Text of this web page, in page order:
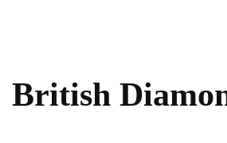
British